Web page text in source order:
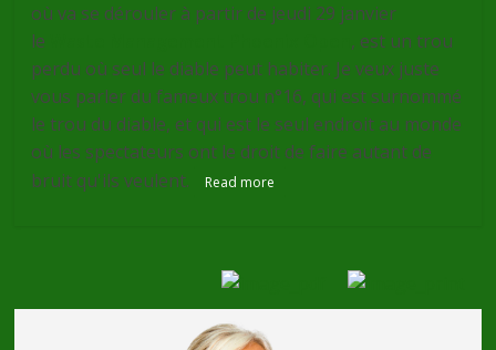
où va se dérouler à partir de jeudi 29 janvier
le
, est un trou
perdu où seul le diable peut habiter. Je veux juste
vous parler du fameux trou n°16, qui est surnommé
le trou du diable, et qui est le seul endroit au monde
où les spectateurs ont le droit de faire autant de
bruit qu'ils veulent.
Read more